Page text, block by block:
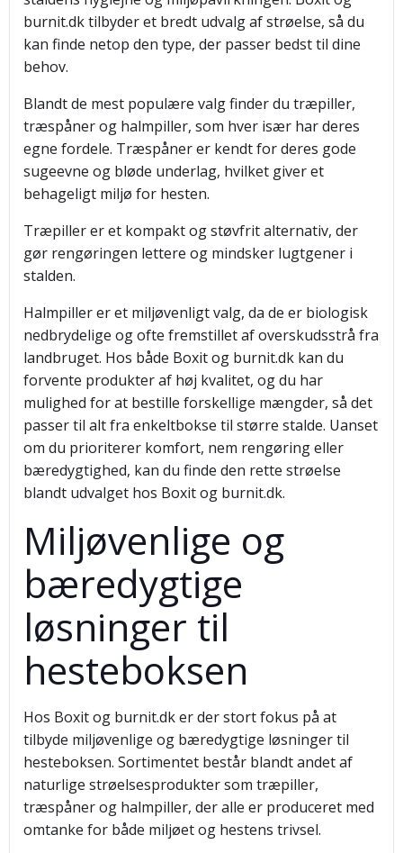
burnit.dk tilbyder et bredt udvalg af strøelse, så du
kan finde netop den type, der passer bedst til dine
behov.
Blandt de mest populære valg finder du træpiller,
træspåner og halmpiller, som hver især har deres
egne fordele. Træspåner er kendt for deres gode
sugeevne og bløde underlag, hvilket giver et
behageligt miljø for hesten.
Træpiller er et kompakt og støvfrit alternativ, der
gør rengøringen lettere og mindsker lugtgener i
stalden.
Halmpiller er et miljøvenligt valg, da de er biologisk
nedbrydelige og ofte fremstillet af overskudsstrå fra
landbruget. Hos både Boxit og burnit.dk kan du
forvente produkter af høj kvalitet, og du har
mulighed for at bestille forskellige mængder, så det
passer til alt fra enkeltbokse til større stalde. Uanset
om du prioriterer komfort, nem rengøring eller
bæredygtighed, kan du finde den rette strøelse
blandt udvalget hos Boxit og burnit.dk.
Miljøvenlige og
bæredygtige
løsninger til
hesteboksen
Hos Boxit og burnit.dk er der stort fokus på at
tilbyde miljøvenlige og bæredygtige løsninger til
hesteboksen. Sortimentet består blandt andet af
naturlige strøelsesprodukter som træpiller,
træspåner og halmpiller, der alle er produceret med
omtanke for både miljøet og hestens trivsel.